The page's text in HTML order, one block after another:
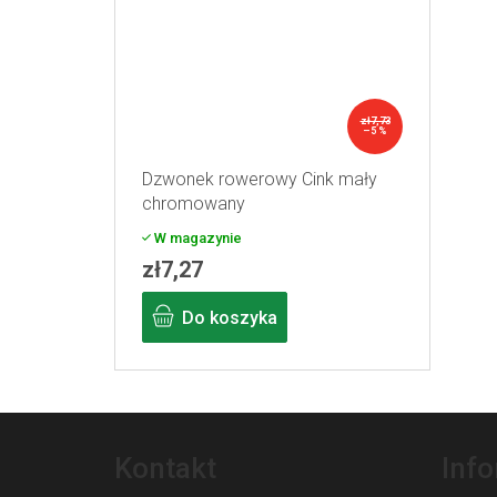
zł7,73
–5 %
Dzwonek rowerowy Cink mały
chromowany
W magazynie
zł7,27
Do koszyka